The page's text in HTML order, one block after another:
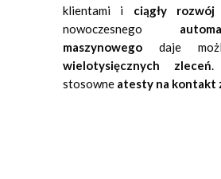
klientami i ciągły
nowoczesnego
maszynowego daje
wielotysięcznych zleceń.
stosowne atesty na kontakt